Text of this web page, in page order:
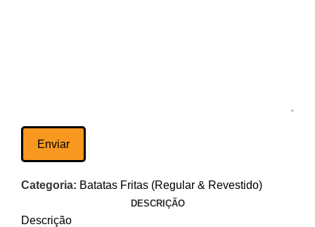
Categoria: Batatas Fritas (Regular & Revestido)
DESCRIÇÃO
Descrição